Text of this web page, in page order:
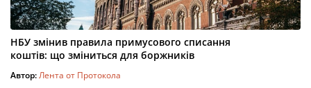
НБУ змінив правила примусового списання
коштів: що зміниться для боржників
Автор:Лента от Протокола